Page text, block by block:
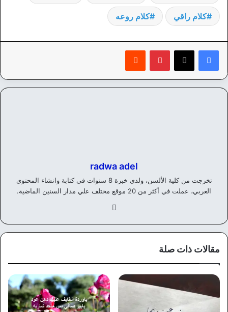
كلام راقي كلام روعه
بينتيريست
radwa adel
تخرجت من كلية الألسن، ولدي خبرة 8 سنوات في كتابة وانشاء المحتوي
العربي، عملت في أكثر من 20 موقع مختلف علي مدار السنين الماضية.
وك
مقالات ذات صلة